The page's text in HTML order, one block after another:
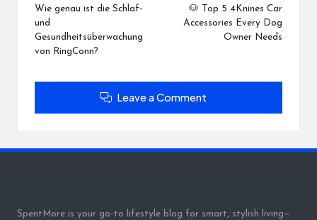
navigation
Wie genau ist die Schlaf-
und
Gesundheitsüberwachung
von RingConn?
🐶 Top 5 4Knines Car
Accessories Every Dog
Owner Needs
Leave a Comment
SpentMore is your go-to lifestyle blog for smart, stylish living—